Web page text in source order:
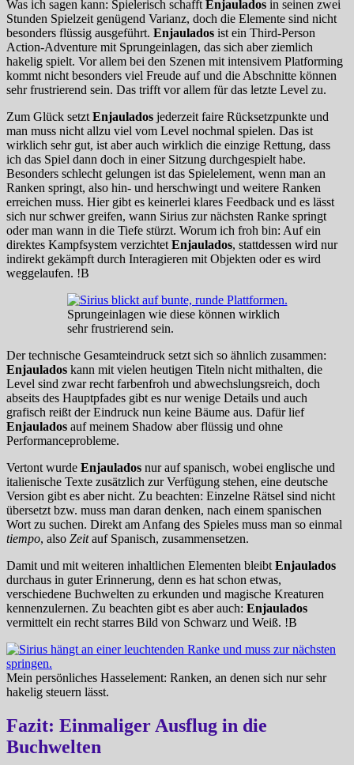
Was ich sagen kann: Spielerisch schafft Enjaulados in seinen zwei
Stunden Spielzeit genügend Varianz, doch die Elemente sind nicht
besonders flüssig ausgeführt. Enjaulados ist ein Third-Person
Action-Adventure mit Sprungeinlagen, das sich aber ziemlich
hakelig spielt. Vor allem bei den Szenen mit intensivem Platforming
kommt nicht besonders viel Freude auf und die Abschnitte können
sehr frustrierend sein. Das trifft vor allem für das letzte Level zu.
Zum Glück setzt Enjaulados jederzeit faire Rücksetzpunkte und
man muss nicht allzu viel vom Level nochmal spielen. Das ist
wirklich sehr gut, ist aber auch wirklich die einzige Rettung, dass
ich das Spiel dann doch in einer Sitzung durchgespielt habe.
Besonders schlecht gelungen ist das Spielelement, wenn man an
Ranken springt, also hin- und herschwingt und weitere Ranken
erreichen muss. Hier gibt es keinerlei klares Feedback und es lässt
sich nur schwer greifen, wann Sirius zur nächsten Ranke springt
oder man wann in die Tiefe stürzt. Worum ich froh bin: Auf ein
direktes Kampfsystem verzichtet Enjaulados, stattdessen wird nur
indirekt gekämpft durch Interagieren mit Objekten oder es wird
weggelaufen. !B
Sprungeinlagen wie diese können wirklich
sehr frustrierend sein.
Der technische Gesamteindruck setzt sich so ähnlich zusammen:
Enjaulados kann mit vielen heutigen Titeln nicht mithalten, die
Level sind zwar recht farbenfroh und abwechslungsreich, doch
abseits des Hauptpfades gibt es nur wenige Details und auch
grafisch reißt der Eindruck nun keine Bäume aus. Dafür lief
Enjaulados auf meinem Shadow aber flüssig und ohne
Performanceprobleme.
Vertont wurde Enjaulados nur auf spanisch, wobei englische und
italienische Texte zusätzlich zur Verfügung stehen, eine deutsche
Version gibt es aber nicht. Zu beachten: Einzelne Rätsel sind nicht
übersetzt bzw. muss man daran denken, nach einem spanischen
Wort zu suchen. Direkt am Anfang des Spieles muss man so einmal
tiempo, also Zeitauf Spanisch, zusammensetzen.
Damit und mit weiteren inhaltlichen Elementen bleibt Enjaulados
durchaus in guter Erinnerung, denn es hat schon etwas,
verschiedene Buchwelten zu erkunden und magische Kreaturen
kennenzulernen. Zu beachten gibt es aber auch: Enjaulados
vermittelt ein recht starres Bild von Schwarz und Weiß. !B
Mein persönliches Hasselement: Ranken, an denen sich nur sehr
hakelig steuern lässt.
Fazit: Einmaliger Ausflug in die
Buchwelten